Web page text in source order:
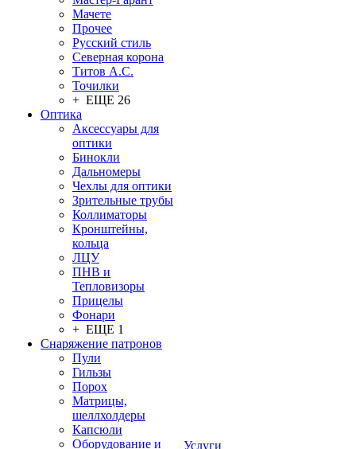
Мачете
Прочее
Русский стиль
Северная корона
Титов А.С.
Точилки
+ ЕЩЕ 26
Оптика
Аксессуары для
оптики
Бинокли
Дальномеры
Чехлы для оптики
Зрительные трубы
Коллиматоры
Кронштейны,
кольца
ЛЦУ
ПНВ и
Тепловизоры
Прицелы
Фонари
+ ЕЩЕ 1
Снаряжение патронов
Пули
Гильзы
Порох
Матрицы,
шеллхолдеры
Капсюли
Оборудование и
Услуги